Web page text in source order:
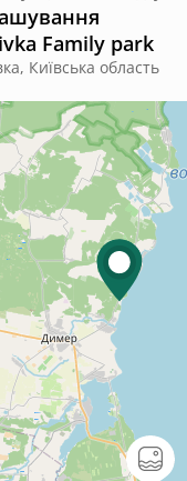
Family park
Київська область